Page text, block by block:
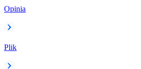
Opinia
Plik